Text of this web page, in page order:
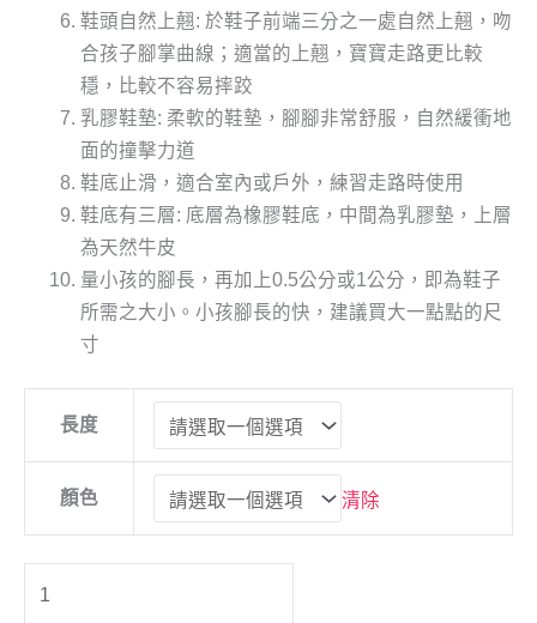
鞋頭自然上翹: 於鞋子前端三分之一處自然上翹，吻
合孩子腳掌曲線；適當的上翹，寶寶走路更比較
穩，比較不容易摔跤
乳膠鞋墊: 柔軟的鞋墊，腳腳非常舒服，自然緩衝地
面的撞擊力道
鞋底止滑，適合室內或戶外，練習走路時使用
鞋底有三層: 底層為橡膠鞋底，中間為乳膠墊，上層
為天然牛皮
量小孩的腳長，再加上0.5公分或1公分，即為鞋子
所需之大小。小孩腳長的快，建議買大一點點的尺
寸
長度
顏色 清除